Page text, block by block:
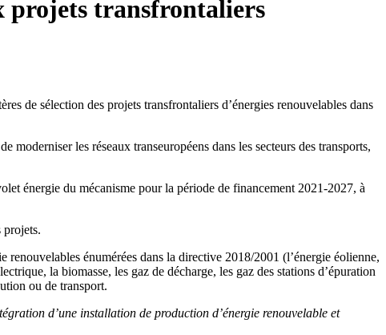
projets transfrontaliers
de sélection des projets transfrontaliers d’énergies renouvelables dans
les réseaux transeuropéens dans les secteurs des transports,
énergie du mécanisme pour la période de financement 2021-2027, à
projets.
énumérées dans la directive 2018/2001 (l’énergie éolienne,
la biomasse, les gaz de décharge, les gaz des stations d’épuration
ou de transport.
d’une installation de production d’énergie renouvelable et